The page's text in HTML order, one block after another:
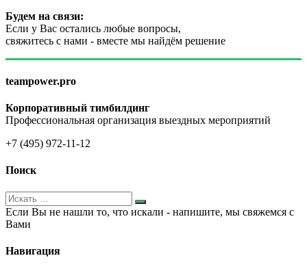
Будем на связи:
Если у Вас остались любые вопросы,
свяжитесь с нами - вместе мы найдём решение
teampower.pro
Корпоративный тимбилдинг
Профессиональная организация выездных мероприятий
+7 (495) 972-11-12
Поиск
Если Вы не нашли то, что искали - напишите, мы свяжемся с
Вами
Навигация